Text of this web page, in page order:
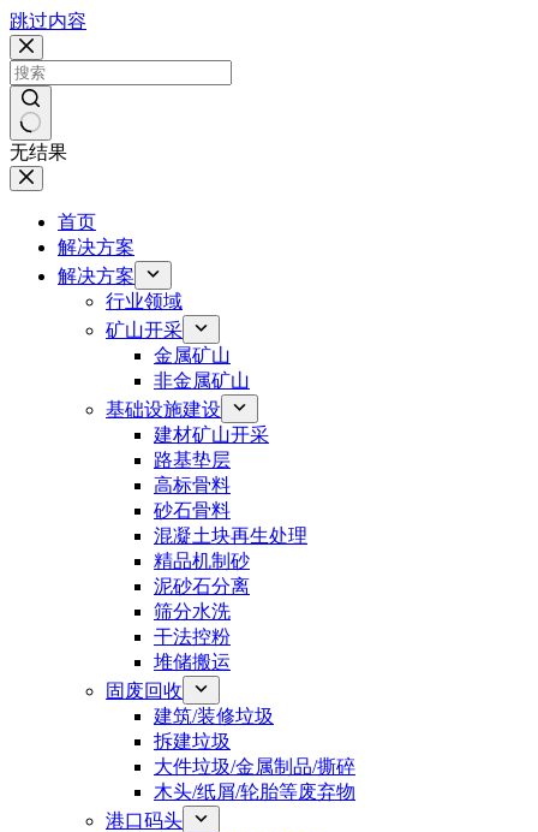
跳过内容
无结果
首页
解决方案
解决方案
行业领域
矿山开采
金属矿山
非金属矿山
基础设施建设
建材矿山开采
路基垫层
高标骨料
砂石骨料
混凝土块再生处理
精品机制砂
泥砂石分离
筛分水洗
干法控粉
堆储搬运
固废回收
建筑/装修垃圾
拆建垃圾
大件垃圾/金属制品/撕碎
木头/纸屑/轮胎等废弃物
港口码头